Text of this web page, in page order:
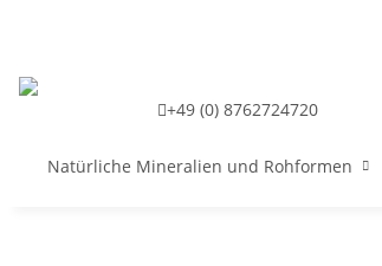
+49 (0) 8762724720
Natürliche Mineralien und Rohformen